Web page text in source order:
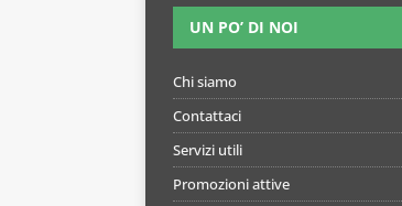
UN PO’ DI NOI
Chi siamo
Contattaci
Servizi utili
Promozioni attive